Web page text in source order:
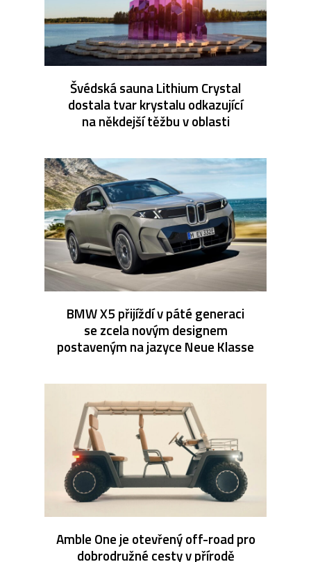
Švédská sauna Lithium Crystal
dostala tvar krystalu odkazující
na někdejší těžbu v oblasti
BMW X5 přijíždí v páté generaci
se zcela novým designem
postaveným na jazyce Neue Klasse
Amble One je otevřený off-road pro
dobrodružné cesty v přírodě